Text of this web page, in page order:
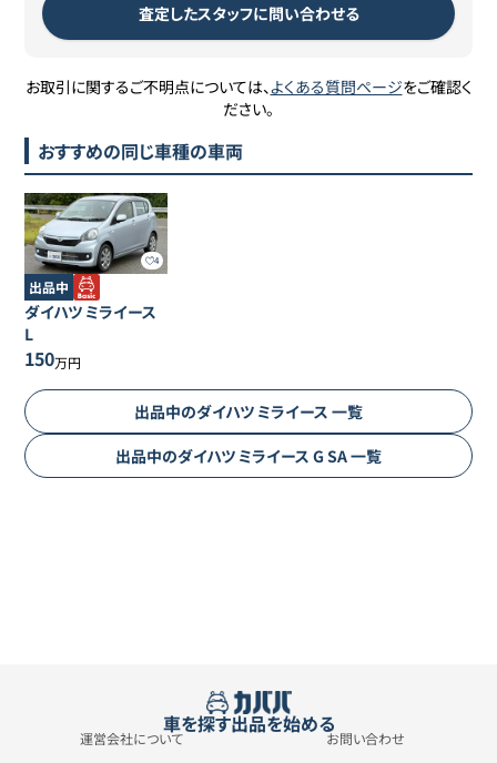
査定したスタッフに問い合わせる
お取引に関するご不明点については、よくある質問ページをご確認く
ださい。
おすすめの同じ車種の車両
4
出品中
ダイハツ ミライース
L
150万円
出品中のダイハツ ミライース 一覧
出品中のダイハツ ミライース G SA一覧
車を探す出品を始める
運営会社について お問い合わせ